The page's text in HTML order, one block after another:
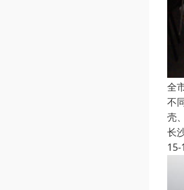
全
不
壳
长
15-